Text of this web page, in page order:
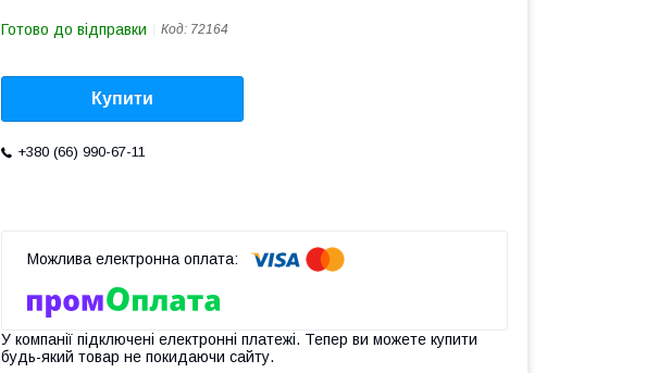
Готово до відправки Код: 72164
Купити
+380 (66) 990-67-11
У компанії підключені електронні платежі. Тепер ви можете купити
будь-який товар не покидаючи сайту.